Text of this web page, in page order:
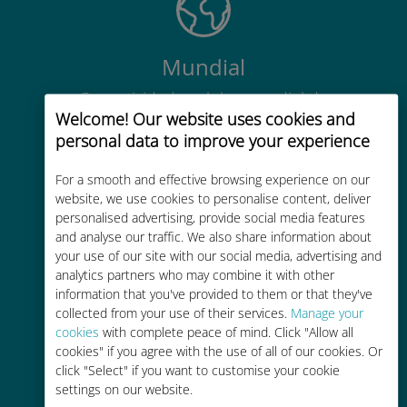
Welcome! Our website uses cookies and
personal data to improve your experience
For a smooth and effective browsing experience on our
website, we use cookies to personalise content, deliver
personalised advertising, provide social media features
and analyse our traffic. We also share information about
your use of our site with our social media, advertising and
analytics partners who may combine it with other
information that you've provided to them or that they've
collected from your use of their services. Manage your
cookies with complete peace of mind. Click "Allow all
cookies" if you agree with the use of all of our cookies. Or
click "Select" if you want to customise your cookie
settings on our website.
Mundial
Conectividade celular mundial de
alta qualidade em mais de 200
destinos
Custo-benefício
Até 90% mais barato do que as
tarifas de roaming de sua
operadora atual